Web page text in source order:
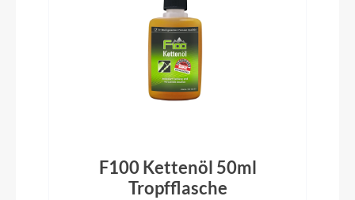
Trekking-Pedal VP-616 anti-slip
Ständer
Hebie 28" adjustable
Inklusive
F100 Kettenöl 50ml
Tropfflasche